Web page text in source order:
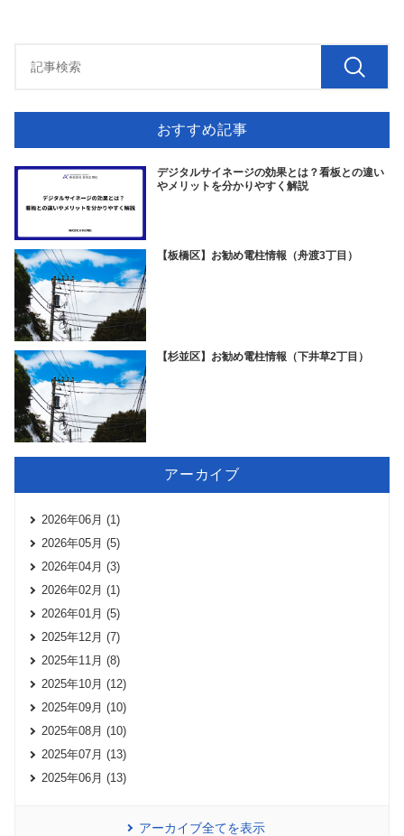
おすすめ記事
デジタルサイネージの効果とは？看板との違い
やメリットを分かりやすく解説
【板橋区】お勧め電柱情報（舟渡3丁目）
【杉並区】お勧め電柱情報（下井草2丁目）
アーカイブ
2026年06月 (1)
2026年05月 (5)
2026年04月 (3)
2026年02月 (1)
2026年01月 (5)
2025年12月 (7)
2025年11月 (8)
2025年10月 (12)
2025年09月 (10)
2025年08月 (10)
2025年07月 (13)
2025年06月 (13)
アーカイブ全てを表示